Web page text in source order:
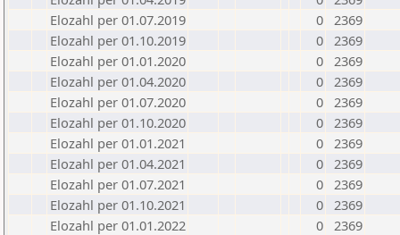
Elozahl per 01.07.2019
0 2369
Elozahl per 01.10.2019
0 2369
Elozahl per 01.01.2020
0 2369
Elozahl per 01.04.2020
0 2369
Elozahl per 01.07.2020
0 2369
Elozahl per 01.10.2020
0 2369
Elozahl per 01.01.2021
0 2369
Elozahl per 01.04.2021
0 2369
Elozahl per 01.07.2021
0 2369
Elozahl per 01.10.2021
0 2369
Elozahl per 01.01.2022
0 2369